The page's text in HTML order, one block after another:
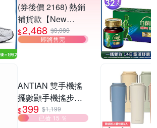
(券後價 2168) 熱銷
補貨款【New
Balance】復古運動
鞋_中性_白銀
$2,468 $3,080
即將售完
ANTIAN 雙手機搖
擺數顯手機搖步機
靜音自動計步器 搖
步器 刷步數神器 搖
$399 $1,199
已搶 15 ％